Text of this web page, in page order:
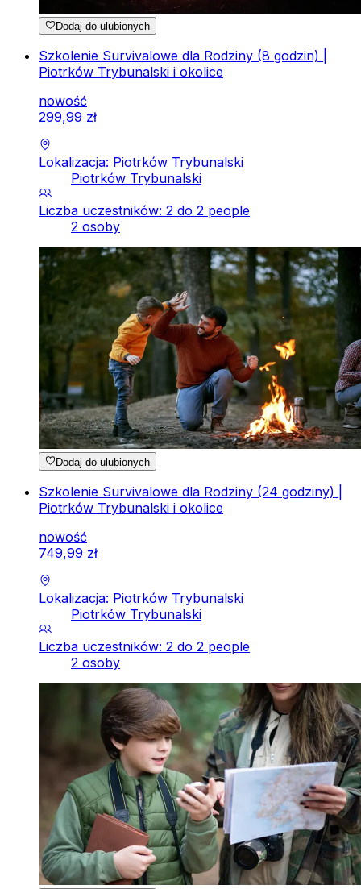
Dodaj do ulubionych
Szkolenie Survivalowe dla Rodziny (8 godzin) |
Piotrków Trybunalski i okolice
nowość
299,99 zł
Lokalizacja: Piotrków Trybunalski
Piotrków Trybunalski
Liczba uczestników: 2 do 2 people
2 osoby
Dodaj do ulubionych
Szkolenie Survivalowe dla Rodziny (24 godziny) |
Piotrków Trybunalski i okolice
nowość
749,99 zł
Lokalizacja: Piotrków Trybunalski
Piotrków Trybunalski
Liczba uczestników: 2 do 2 people
2 osoby